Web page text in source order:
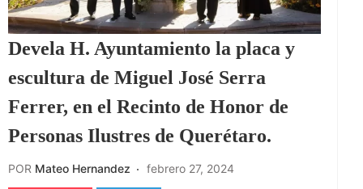
Devela H. Ayuntamiento la placa y
escultura de Miguel José Serra
Ferrer, en el Recinto de Honor de
Personas Ilustres de Querétaro.
POR Mateo Hernandez febrero 27, 2024